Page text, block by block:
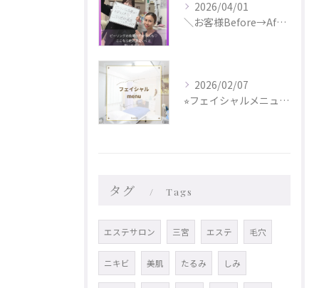
2026/04/01
＼お客様Before→After✨／
2026/02/07
⭐︎フェイシャルメニュー更新しました⭐︎
タグ Tags
エステサロン 三宮 エステ 毛穴
ニキビ 美肌 たるみ しみ